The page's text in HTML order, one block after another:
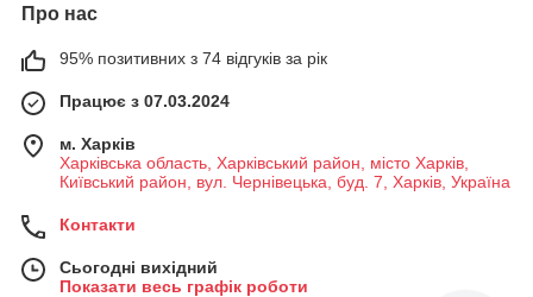
Про нас
95% позитивних з 74 відгуків за рік
Працює з 07.03.2024
м. Харків
Харківська область, Харківський район, місто Харків,
Київський район, вул. Чернівецька, буд. 7, Харків, Україна
Контакти
Сьогодні вихідний
Показати весь графік роботи